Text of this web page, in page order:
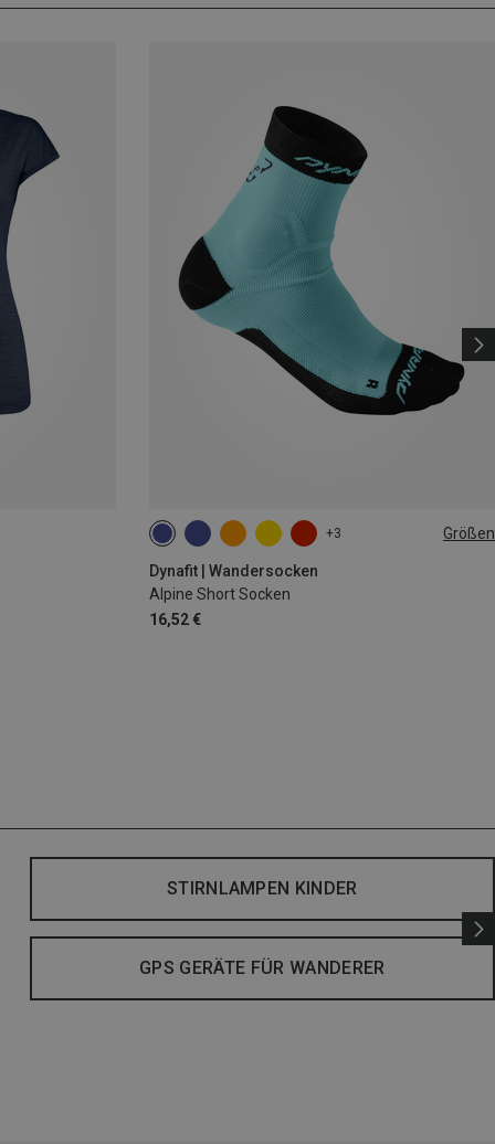
+3 Größen
Dynafit | Wandersocken
Alpine Short Socken
16,52 €
35|36|37|38 39|40|41|42
STIRNLAMPEN KINDER
GPS GERÄTE FÜR WANDERER